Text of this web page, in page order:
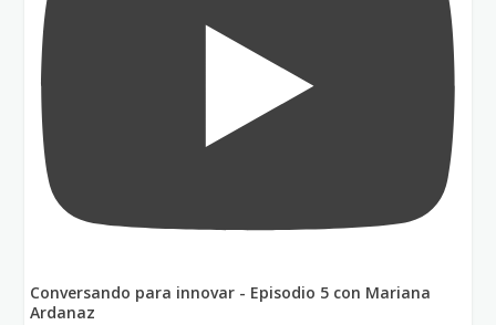
Conversando para innovar - Episodio 5 con Mariana
Ardanaz